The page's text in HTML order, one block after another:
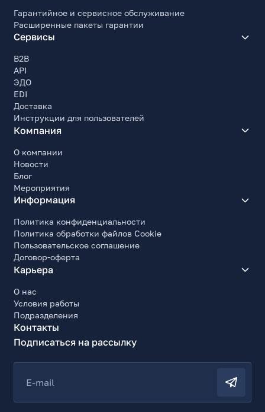
Гарантийное и сервисное обслуживание
Расширенные пакеты гарантии
Сервисы
B2B
API
ЭДО
EDI
Доставка
Инструкции для пользователей
Компания
О компании
Новости
Блог
Мероприятия
Информация
Политика конфиденциальности
Политика обработки файлов Cookie
Пользовательское соглашение
Договор-оферта
Карьера
О нас
Условия работы
Подразделения
Контакты
Подписаться на рассылку
E-mail